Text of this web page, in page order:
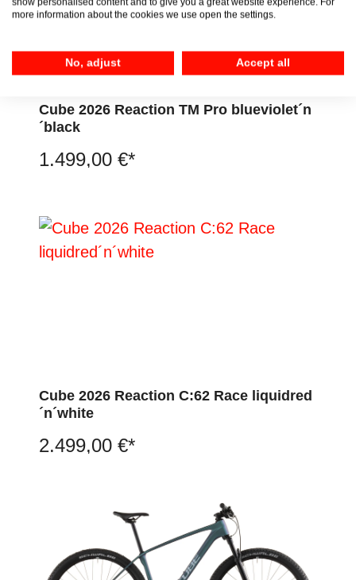
Cube 2026 Reaction TM Pro blueviolet´n
´black
1.499,00 €*
Cube 2026 Reaction C:62 Race liquidred
´n´white
2.499,00 €*
more information about the cookies we use open the settings.
No, adjust Accept all